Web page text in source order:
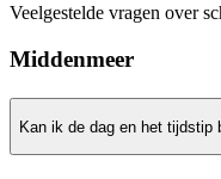
Veelgestelde vragen over
Middenmeer
Kan ik de dag en het tijdstip